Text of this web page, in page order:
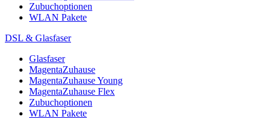
Zubuchoptionen
WLAN Pakete
DSL & Glasfaser
Glasfaser
MagentaZuhause
MagentaZuhause Young
MagentaZuhause Flex
Zubuchoptionen
WLAN Pakete